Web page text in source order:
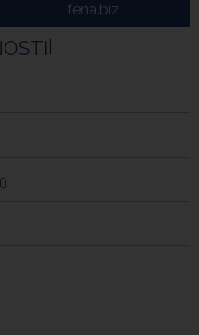
Friday, 7 August 2026
mještane i posjetitelje kod
EU funding for UNESCO
open dialogue with all
u MotoGP kalendaru do
fena.biz